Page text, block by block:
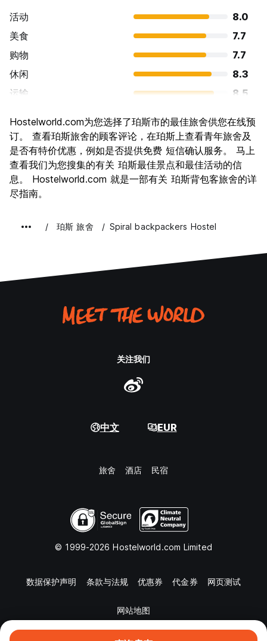
活动
8.0
美食
7.7
购物
7.7
休闲
8.3
运输
8.5
文化
7.5
夜生活
7.6
物有所值
6.3
Hostelworld.com为您选择了珀斯市的最佳旅舍供您在线预
订。 查看珀斯旅舍的顾客评论，在珀斯上查看青年旅舍及
是否有特价优惠，例如是否提供免费 短信确认服务。 马上
查看我们为您搜集的有关 珀斯最佳景点和最佳活动的信
息。 Hostelworld.com 就是一部有关 珀斯背包客旅舍的详
尽指南。
珀斯 旅舍 Spiral backpackers Hostel
关注我们
中文 EUR
旅舍 酒店 民宿
© 1999-2026 Hostelworld.com Limited
数据保护声明 条款与法规 优惠券 代金券 网页测试
网站地图